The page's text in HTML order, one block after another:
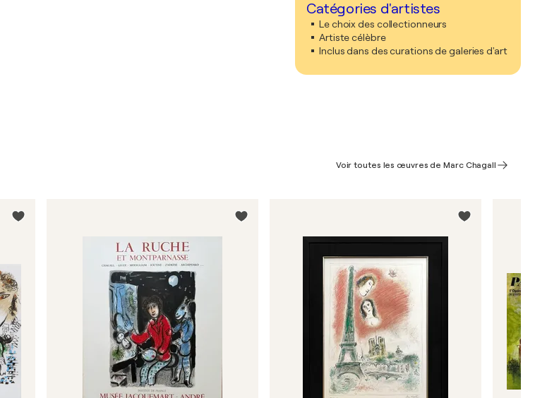
Catégories d'artistes
Le choix des collectionneurs
Artiste célèbre
Inclus dans des curations de galeries d'art
Voir toutes les œuvres de Marc Chagall